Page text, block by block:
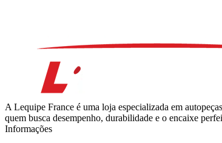
A Lequipe France é uma loja especializada em
quem busca desempenho, durabilidade e o encaixe
Informações